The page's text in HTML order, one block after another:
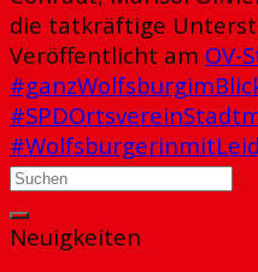
die tatkräftige
Veröffentlicht am OV-
Neuigkeiten